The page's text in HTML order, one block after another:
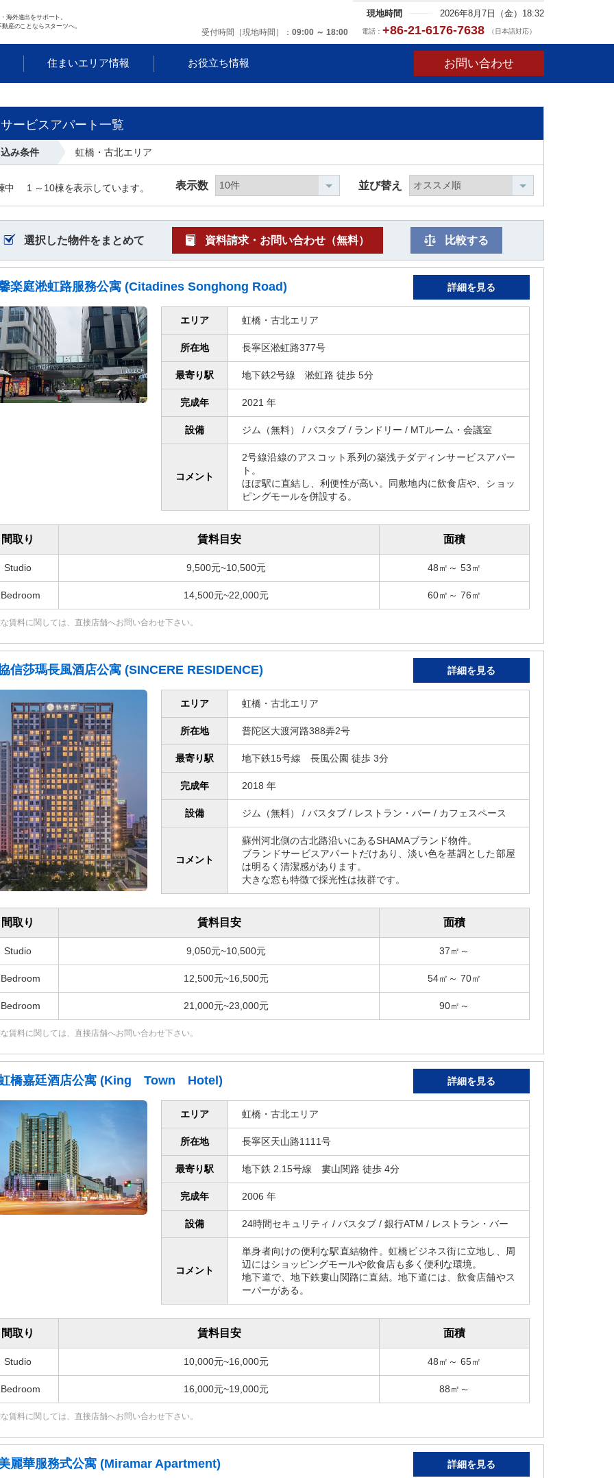
海外進出をサポート。
産のことならスターツへ。
現地時間 2026年8月7日（金）18:32
受付時間［現地時間］ 09:00 ～ 18:00 電話： +86-21-6176-7638 （日本語対応）
住まいエリア情報 お役立ち情報 お問い合わせ
ービスアパート一覧
み条件 虹橋・古北エリア
中 1 ～ 10棟を表示しています。 表示数 並び替え
選択した物件をまとめて 資料請求・お問い合わせ（無料） 比較する
楽庭淞虹路服務公寓 (Citadines Songhong Road) 詳細を見る
エリア 虹橋・古北エリア
所在地 長寧区淞虹路377号
最寄り駅 地下鉄2号線 淞虹路 徒歩 5分
完成年 2021 年
設備 ジム（無料） / バスタブ / ランドリー / MTルーム・会議室
コメント
2号線沿線のアスコット系列の築浅チダディンサービスアパー
ト。
ほぼ駅に直結し、利便性が高い。同敷地内に飲食店や、ショッ
ピングモールを併設する。
間取り 賃料目安 面積
Studio 9,500元~10,500元 48㎡～ 53㎡
14,500元~22,000元 60㎡～ 76㎡
賃料に関しては、直接店舗へお問い合わせ下さい。
信莎瑪長風酒店公寓 (SINCERE RESIDENCE) 詳細を見る
エリア 虹橋・古北エリア
所在地 普陀区大渡河路388弄2号
最寄り駅 地下鉄15号線 長風公園 徒歩 3分
完成年 2018 年
設備 ジム（無料） / バスタブ / レストラン・バー / カフェスペース
コメント
蘇州河北側の古北路沿いにあるSHAMAブランド物件。
ブランドサービスアパートだけあり、淡い色を基調とした部屋
は明るく清潔感があります。
大きな窓も特徴で採光性は抜群です。
間取り 賃料目安 面積
Studio 9,050元~10,500元 37㎡～
12,500元~16,500元 54㎡～ 70㎡
21,000元~23,000元 90㎡～
賃料に関しては、直接店舗へお問い合わせ下さい。
橋嘉廷酒店公寓 (King Town Hotel) 詳細を見る
エリア 虹橋・古北エリア
所在地 長寧区天山路1111号
最寄り駅 地下鉄 2.15号線 婁山関路 徒歩 4分
完成年 2006 年
設備 24時間セキュリティ / バスタブ / 銀行ATM / レストラン・バー
コメント
単身者向けの便利な駅直結物件。虹橋ビジネス街に立地し、周
辺にはショッピングモールや飲食店も多く便利な環境。
地下道で、地下鉄婁山関路に直結。地下道には、飲食店舗やス
ーパーがある。
間取り 賃料目安 面積
Studio 10,000元~16,000元 48㎡～ 65㎡
16,000元~19,000元 88㎡～
賃料に関しては、直接店舗へお問い合わせ下さい。
麗華服務式公寓 (Miramar Apartment) 詳細を見る